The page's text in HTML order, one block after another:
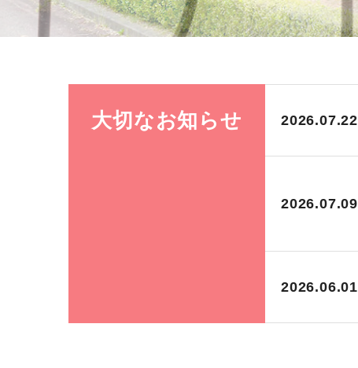
大切なお知らせ 2026.07.22
2026.07.09
2026.06.01